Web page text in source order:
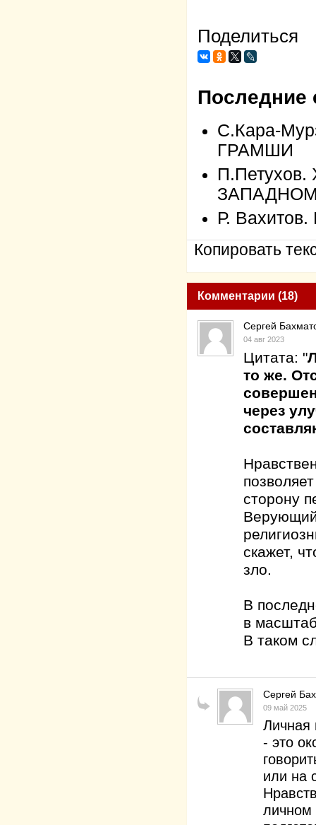
Поделиться
Последние
С.Кара-
ГРАМШИ
Р.
Копировать
Комментарии (18)
Сергей
04 авг 2023
Цитата: "
то же.
через
сторону
Верующий
скажет,
зло.
В
в
В таком
Сергей
09 май 2025
Личная
- это
или на
личном